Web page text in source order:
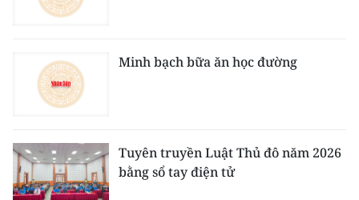
Minh bạch bữa ăn học đường
Tuyên truyền Luật Thủ đô năm 2026
bằng sổ tay điện tử